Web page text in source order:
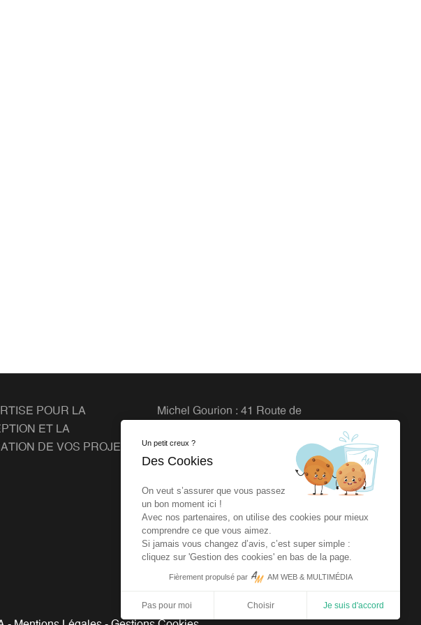
POUR LA
ET LA
DE VOS PROJETS
Michel Gourion : 41 Route de
Agence dlb : 27 rue de la Vrière
44240 LA CHAPELLE SUR
Un petit creux ?
Des Cookies
On veut s’assurer que vous passez
un bon moment ici !
Avec nos partenaires, on utilise des cookies pour mieux
comprendre ce que vous aimez.
Si jamais vous changez d’avis, c’est super simple :
cliquez sur 'Gestion des cookies' en bas de la page.
Fièrement propulsé par AM WEB & MULTIMÉDIA
Pas pour moi Choisir Je suis d'accord